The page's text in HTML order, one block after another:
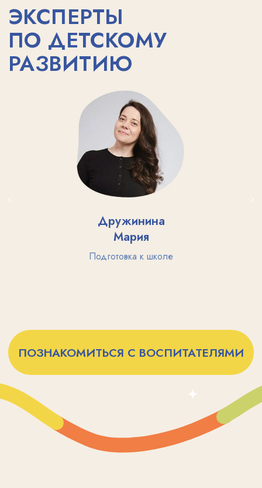
Дружинина
Мария
Подготовка к школе
© 2017-2026 Детский центр
«Многогранник» в Раменках 119192, г.
Москва, ул. Мосфильмовская, 53
РАМЕНКИ
О НАС
Проведение праздников
Аренда зала
Контакты
Педагоги
Расписание занятий
Детский сад